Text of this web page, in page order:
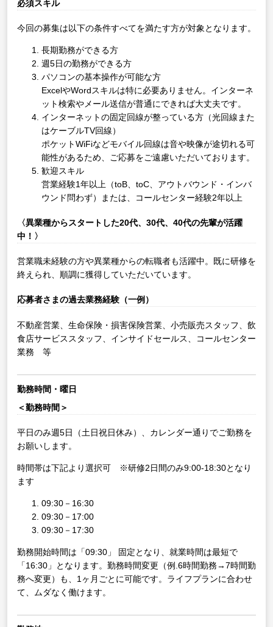
必須スキル
今回の募集は以下の条件すべてを満たす方が対象となります。
長期勤務ができる方
週5日の勤務ができる方
パソコンの基本操作が可能な方
ExcelやWordスキルは特に必要ありません。インターネ
ット検索やメール送信が普通にできれば大丈夫です。
インターネットの固定回線が整っている方（光回線また
はケーブルTV回線）
ポケットWiFiなどモバイル回線は音や映像が途切れる可
能性があるため、ご応募をご遠慮いただいております。
歓迎スキル
営業経験1年以上（toB、toC、アウトバウンド・インバ
ウンド問わず）または、コールセンター経験2年以上
〈異業種からスタートした20代、30代、40代の先輩が活躍
中！〉
営業職未経験の方や異業種からの転職者も活躍中。既に研修を
終えられ、順調に獲得していただいています。
応募者さまの過去業務経験（一例）
不動産営業、生命保険・損害保険営業、小売販売スタッフ、飲
食店サービススタッフ、インサイドセールス、コールセンター
業務 等
勤務時間・曜日
＜勤務時間＞
平日のみ週5日（土日祝日休み）、カレンダー通りでご勤務を
お願いします。
時間帯は下記より選択可 ※研修2日間のみ9:00-18:30となり
ます
09:30－16:30
09:30－17:00
09:30－17:30
勤務開始時間は「09:30」 固定となり、就業時間は最短で
「16:30」となります。勤務時間変更（例.6時間勤務→7時間勤
務へ変更）も、1ヶ月ごとに可能です。ライフプランに合わせ
て、ムダなく働けます。